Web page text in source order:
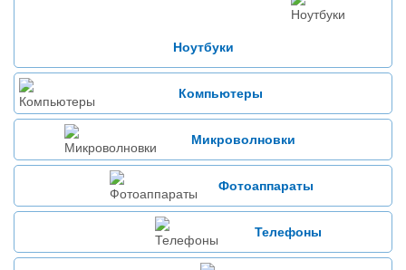
Ноутбуки
Компьютеры
Микроволновки
Фотоаппараты
Телефоны